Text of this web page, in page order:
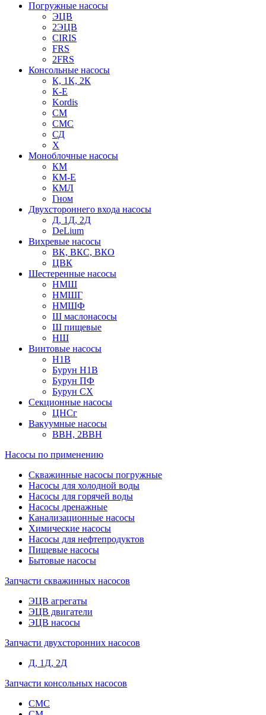
Погружные насосы
ЭЦВ
2ЭЦВ
CIRIS
FRS
2FRS
Консольные насосы
К, 1К, 2К
К-Е
Kordis
СМ
СМС
СД
Х
Моноблочные насосы
КМ
КМ-Е
КМЛ
Гном
Двухстороннего входа насосы
Д, 1Д, 2Д
DeLium
Вихревые насосы
ВК, ВКС, ВКО
ЦВК
Шестеренные насосы
НМШ
НМШГ
НМШФ
Ш маслонасосы
Ш пищевые
НШ
Винтовые насосы
Н1В
Бурун Н1В
Бурун ПФ
Бурун СХ
Секционные насосы
ЦНСг
Вакуумные насосы
ВВН, 2ВВН
Насосы по применению
Скважинные насосы погружные
Насосы для холодной воды
Насосы для горячей воды
Насосы дренажные
Канализационные насосы
Химические насосы
Насосы для нефтепродуктов
Пищевые насосы
Бытовые насосы
Запчасти скважинных насосов
ЭЦВ агрегаты
ЭЦВ двигатели
ЭЦВ насосы
Запчасти двухсторонних насосов
Д, 1Д, 2Д
Запчасти консольных насосов
СМС